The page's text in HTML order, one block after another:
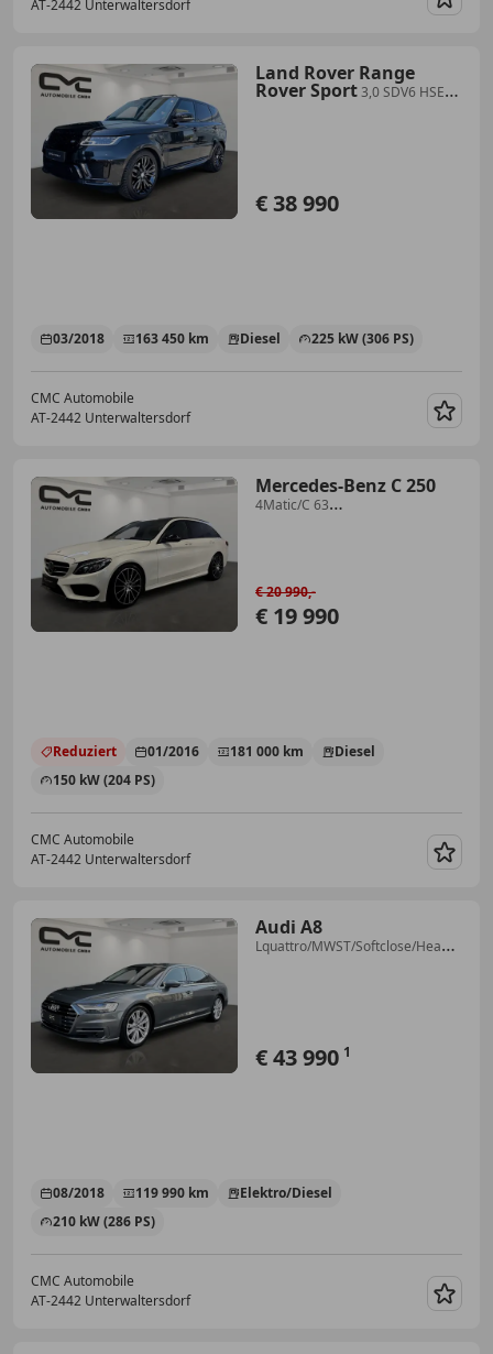
AT-2442 Unterwaltersdorf
Land Rover Range
Rover Sport3,0 SDV6 HSE
€ 38 990
03/2018 163 450 km Diesel 225 kW (306 PS)
CMC Automobile
AT-2442 Unterwaltersdorf
Mercedes-Benz C 250
4Matic/C 63
€ 19 990
€ 20 990,-
Reduziert 01/2016 181 000 km
Diesel
150 kW (204 PS)
CMC Automobile
AT-2442 Unterwaltersdorf
Audi A8
Lquattro/MWST/Softclose/Head-
€ 43 990 1
08/2018 119 990 km
Elektro/Diesel
210 kW (286 PS)
CMC Automobile
AT-2442 Unterwaltersdorf